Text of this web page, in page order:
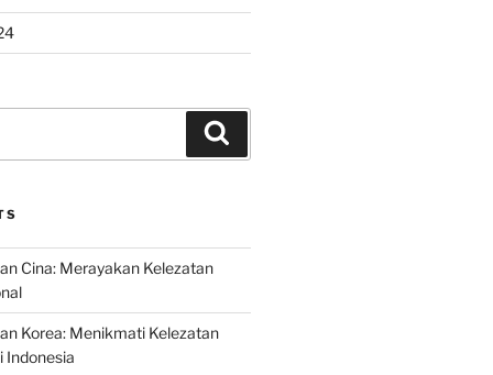
Cina: Merayakan Kelezatan
Korea: Menikmati Kelezatan
Indonesia